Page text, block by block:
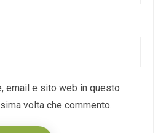
email e sito web in questo
volta che commento.